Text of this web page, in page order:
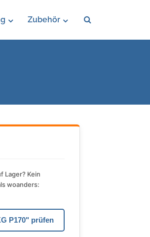
Zubehör
Lager? Kein
woanders:
P170" prüfen